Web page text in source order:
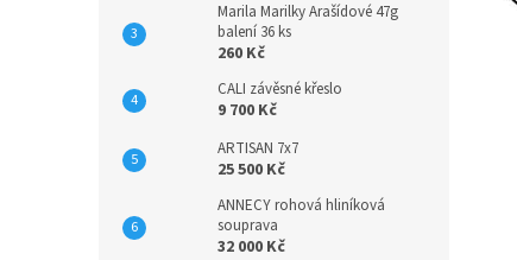
Marila Marilky Arašídové 47g
balení 36 ks
260 Kč
CALI závěsné křeslo
9 700 Kč
ARTISAN 7x7
25 500 Kč
ANNECY rohová hliníková
souprava
32 000 Kč